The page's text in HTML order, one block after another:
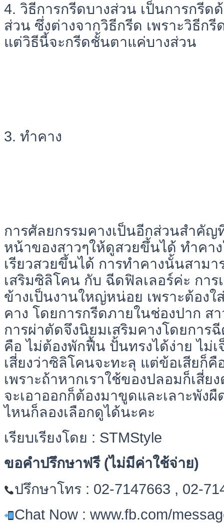
4. วิธีการกรีดบางส่วน เป็นการกรีด
ส่วน ซึ่งต่างจากวิธีกรีด เพราะวิธีก
แต่วิธีนี้จะกรีดชั้นตาแค่บางส่วน
3. ทำคาง
การศัลยกรรมคางเป็นอีกส่วนสำคัญ
หน้าของสาวๆให้ดูสวยขึ้นได้ ทำคา
เรียวสวยขึ้นได้ การทำคางนั้นสามา
เสริมซิลิโคน กับ ฉีดฟิลเลอร์ค่ะ กา
ข้างเป็นงานใหญ่หน่อย เพราะต้องใ
คาง โดยการกรีดภายในช่องปาก ส
การผ่าตัดจึงนิยมเสริมคางโดยการ
คือ ไม่ต้องพักฟื้น ปั้นทรงได้ง่าย ไม่
เสี่ยงว่าซิลิโคนจะทะลุ แต่ข้อเสียก็คื
เพราะถ้าหากเราใช้ของปลอมก็เสี่ย
จะเอาออกก็ต้องมาขูดและเลาะพัง
ไหนก็ลองเลือกดูได้นะคะ
เรียบเรียงโดย : STMStyle
ขอคำปรึกษาฟรี (ไม่มีค่าใช้จ่าย)
ปรึกษาโทร : 02-7147663 , 02-
Chat Now : www.fb.com/